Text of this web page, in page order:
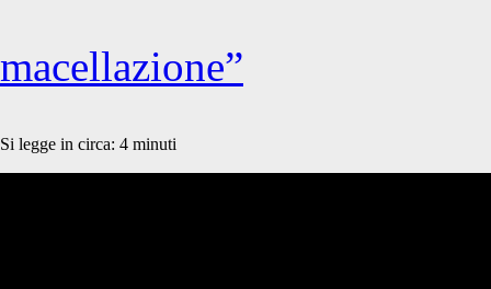
<span>Stormy
Six</span>
macellazione”
Si legge in circa: 4 minuti